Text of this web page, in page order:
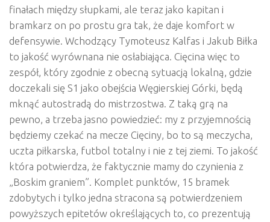
finałach między słupkami, ale teraz jako kapitan i
bramkarz on po prostu gra tak, że daje komfort w
defensywie. Wchodzący Tymoteusz Kalfas i Jakub Biłka
to jakość wyrównana nie osłabiająca. Cięcina więc to
zespół, który zgodnie z obecną sytuacją lokalną, gdzie
doczekali się S1 jako obejścia Węgierskiej Górki, będą
mknąć autostradą do mistrzostwa. Z taką grą na
pewno, a trzeba jasno powiedzieć: my z przyjemnością
będziemy czekać na mecze Cięciny, bo to są meczycha,
uczta piłkarska, futbol totalny i nie z tej ziemi. To jakość
która potwierdza, że faktycznie mamy do czynienia z
„Boskim graniem”. Komplet punktów, 15 bramek
zdobytych i tylko jedna stracona są potwierdzeniem
powyższych epitetów określających to, co prezentują